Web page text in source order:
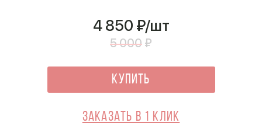
4 850 ₽/шт
5 000 ₽
Купить
Заказать в 1 клик